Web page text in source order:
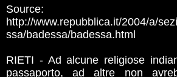
Source:
http://www.repubblica.it/2004/a/
ssa/badessa/badessa.html
RIETI - Ad alcune religiose
passaporto, ad altre non